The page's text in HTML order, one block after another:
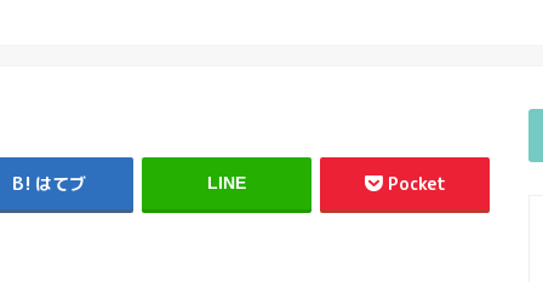
はてブ LINE Pocket